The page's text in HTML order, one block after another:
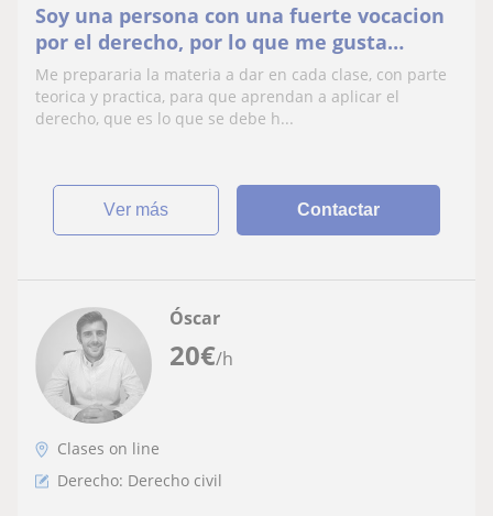
Soy una persona con una fuerte vocacion
por el derecho, por lo que me gusta
mucho ayudar a otros colegas con la
materia. Las clases las prepararia y
adaptaria segun cada alumno
Me prepararia la materia a dar en cada clase, con parte
teorica y practica, para que aprendan a aplicar el
derecho, que es lo que se debe h...
ver más Contactar
20€/h
Óscar
Clases on line
Derecho: Derecho civil